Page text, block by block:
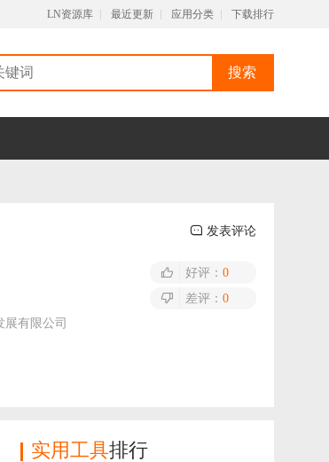
LN资源库 最近更新 应用分类 下载排行
搜索
发表评论
有限公司
好评： 0
差评： 0
实用工具排行